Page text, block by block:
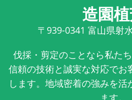
造園
〒939-0341 富山県射
伐採・剪定のことなら私た
信頼の技術と誠実な対応でお
します。地域密着の強みを